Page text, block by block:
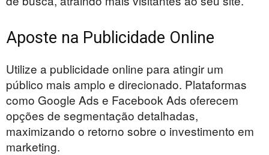
Aposte na Publicidade Online
Utilize a publicidade online para atingir um
público mais amplo e direcionado. Plataformas
como Google Ads e Facebook Ads oferecem
opções de segmentação detalhadas,
maximizando o retorno sobre o investimento em
marketing.